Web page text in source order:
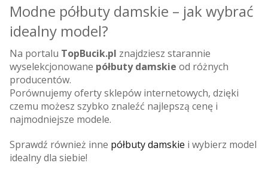
Modne półbuty damskie – jak wybrać
idealny model?
Na portalu TopBucik.pl znajdziesz starannie
wyselekcjonowane półbuty damskie od różnych
producentów.
Porównujemy oferty sklepów internetowych, dzięki
czemu możesz szybko znaleźć najlepszą cenę i
najmodniejsze modele.
Sprawdź również inne półbuty damskie i wybierz model
idealny dla siebie!